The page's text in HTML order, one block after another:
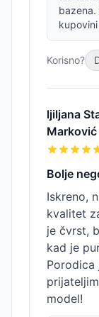
bazena.
Korisno?
ljiljana
Marković
Bolje
Iskreno,
kvalitet
je čvrst,
kad je
Porodica
model!